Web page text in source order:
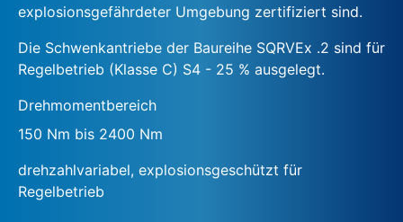
explosionsgefährdeter Umgebung zertifiziert sind.
Die Schwenkantriebe der Baureihe SQRVEx .2 sind für
Regelbetrieb (Klasse C) S4 - 25 % ausgelegt.
Drehmomentbereich
150 Nm bis 2400 Nm
drehzahlvariabel, explosionsgeschützt für
Regelbetrieb